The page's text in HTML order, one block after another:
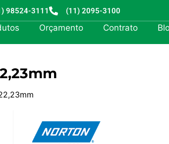
98524-3111 (11) 2095-3100
Orçamento Contrato